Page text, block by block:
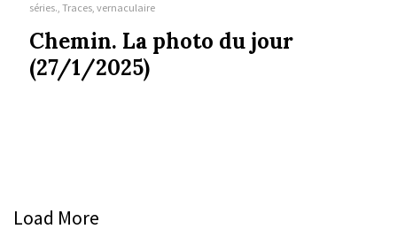
séries., Traces, vernaculaire
Chemin. La photo du jour
(27/1/2025)
Load More